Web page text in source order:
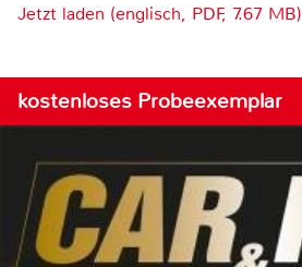
Jetzt laden (englisch, PDF, 7.67 MB)
kostenloses Probeexemplar